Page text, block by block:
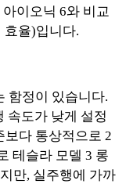
이오닉 6와 비교
효율)입니다.
함정이 있습니다.
속도가 낮게 설정
보다 통상적으로 2
테슬라 모델 3 롱
만, 실주행에 가까